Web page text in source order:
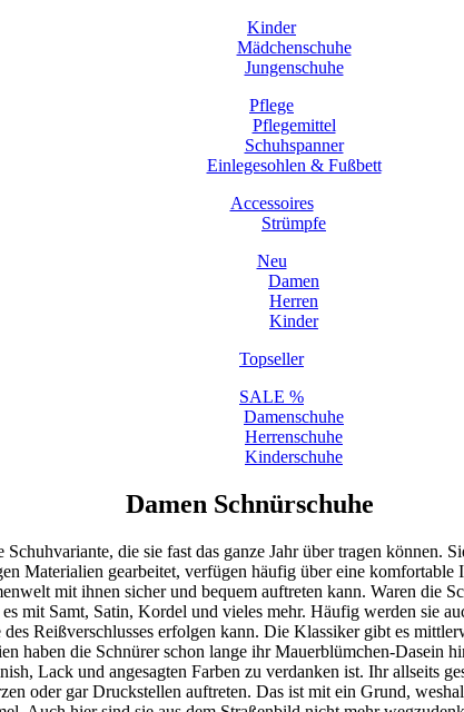
Kinder
Mädchenschuhe
Jungenschuhe
Pflege
Pflegemittel
Schuhspanner
Einlegesohlen & Fußbett
Accessoires
Strümpfe
Neu
Damen
Herren
Kinder
Topseller
SALE %
Damenschuhe
Herrenschuhe
Kinderschuhe
Damen Schnürschuhe
die sie fast das ganze Jahr über tragen können.
Materialien gearbeitet, verfügen häufig über eine komfortable
mit ihnen sicher und bequem auftreten kann. Waren die
mit Samt, Satin, Kordel und vieles mehr. Häufig werden sie
Reißverschlusses erfolgen kann. Die Klassiker gibt es
die Schnürer schon lange ihr Mauerblümchen-Dasein
Lack und angesagten Farben zu verdanken ist. Ihr allseits
oder gar Druckstellen auftreten. Das ist mit ein Grund,